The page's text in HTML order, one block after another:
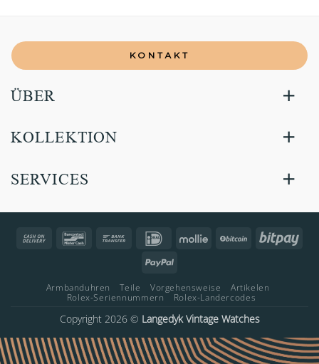
KONTAKT
ÜBER
KOLLEKTION
SERVICES
Cash
Bancontact Bank
IDeal Mollie BitCoin
PayPal
Armbanduhren Teile Vorgehensweise
Artikelen
Rolex-Seriennummern
Rolex-Landercodes
Copyright 2026 © Langedyk Vintage Watches